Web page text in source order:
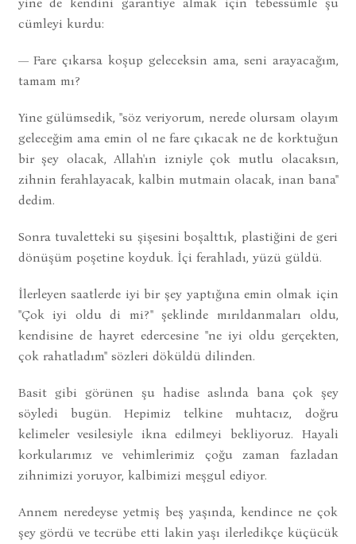
cümleyi kurdu:
— Fare çıkarsa koşup geleceksin ama, seni arayacağım,
tamam mı?
Yine gülümsedik, "söz veriyorum, nerede olursam olayım
geleceğim ama emin ol ne fare çıkacak ne de korktuğun
bir şey olacak, Allah'ın izniyle çok mutlu olacaksın,
zihnin ferahlayacak, kalbin mutmain olacak, inan bana"
dedim.
Sonra tuvaletteki su şişesini boşalttık, plastiğini de geri
dönüşüm poşetine koyduk. İçi ferahladı, yüzü güldü.
İlerleyen saatlerde iyi bir şey yaptığına emin olmak için
"Çok iyi oldu di mi?" şeklinde mırıldanmaları oldu,
kendisine de hayret edercesine "ne iyi oldu gerçekten,
çok rahatladım" sözleri döküldü dilinden.
Basit gibi görünen şu hadise aslında bana çok şey
söyledi bugün. Hepimiz telkine muhtacız, doğru
kelimeler vesilesiyle ikna edilmeyi bekliyoruz. Hayali
korkularımız ve vehimlerimiz çoğu zaman fazladan
zihnimizi yoruyor, kalbimizi meşgul ediyor.
Annem neredeyse yetmiş beş yaşında, kendince ne çok
şey gördü ve tecrübe etti lakin yaşı ilerledikçe küçücük